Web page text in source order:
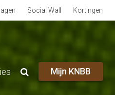
Social Wall Kortingen
Mijn KNBB